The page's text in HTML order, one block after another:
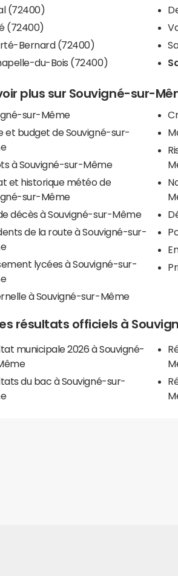
(72400)
(72400)
Bernard (72400)
du-Bois (72400)
plus sur Souvigné-sur-
sur-Même
et budget de Souvigné-sur-
Impôts à Souvigné-sur-Même
et historique météo de
sur-Même
décès à Souvigné-sur-Même
de la route à Souvigné-sur-
lycées à Souvigné-sur-
à Souvigné-sur-Même
résultats officiels à
municipale 2026 à Souvigné-
du bac à Souvigné-sur-